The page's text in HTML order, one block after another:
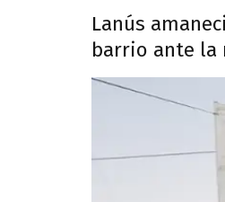
Lanús
barrio ante la